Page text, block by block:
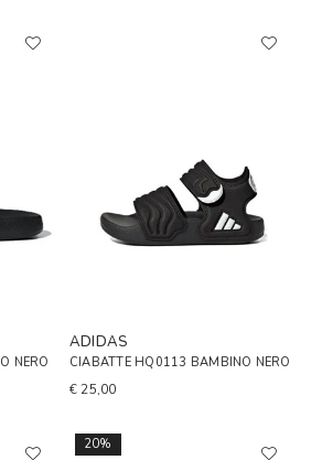
NERO
ADIDAS
CIABATTE HQ0113 BAMBINO NERO
€ 25,00
20%